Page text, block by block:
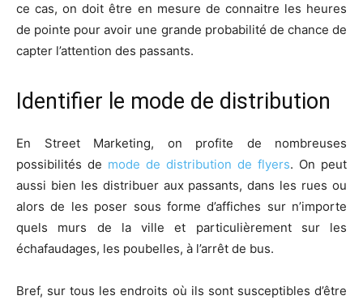
ce cas, on doit être en mesure de connaitre les heures
de pointe pour avoir une grande probabilité de chance de
capter l’attention des passants.
Identifier le mode de distribution
En Street Marketing, on profite de nombreuses
possibilités de mode de distribution de flyers. On peut
aussi bien les distribuer aux passants, dans les rues ou
alors de les poser sous forme d’affiches sur n’importe
quels murs de la ville et particulièrement sur les
échafaudages, les poubelles, à l’arrêt de bus.
Bref, sur tous les endroits où ils sont susceptibles d’être